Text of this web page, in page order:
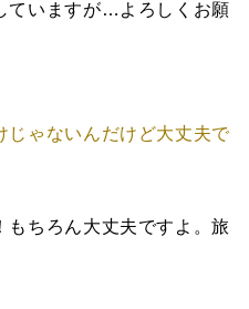
ていますが…よろしくお願
じゃないんだけど大丈夫で
ちろん大丈夫ですよ。旅